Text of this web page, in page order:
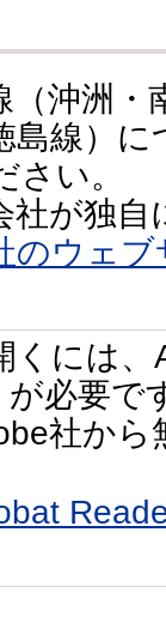
沖洲・
島線）に
さい。
が独自
のウェ
くには
が必要で
社か